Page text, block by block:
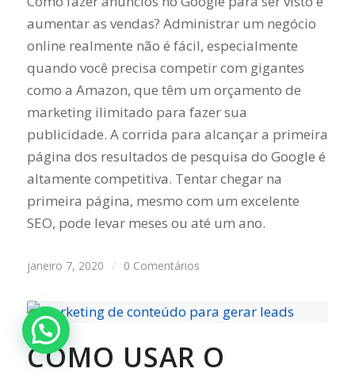
aumentar as vendas? Administrar um negócio
online realmente não é fácil, especialmente
quando você precisa competir com gigantes
como a Amazon, que têm um orçamento de
marketing ilimitado para fazer sua
publicidade. A corrida para alcançar a primeira
página dos resultados de pesquisa do Google é
altamente competitiva. Tentar chegar na
primeira página, mesmo com um excelente
SEO, pode levar meses ou até um ano.
janeiro 7, 2020 / 0 Comentários
COMO USAR O